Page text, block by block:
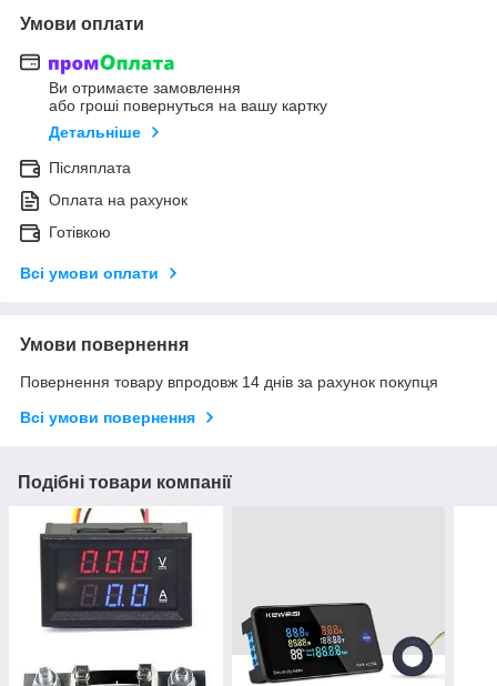
Умови оплати
Ви отримаєте замовлення
або гроші повернуться на вашу картку
Детальніше
Післяплата
Оплата на рахунок
Готівкою
Всі умови оплати
Умови повернення
Повернення товару впродовж 14 днів за рахунок покупця
Всі умови повернення
Подібні товари компанії